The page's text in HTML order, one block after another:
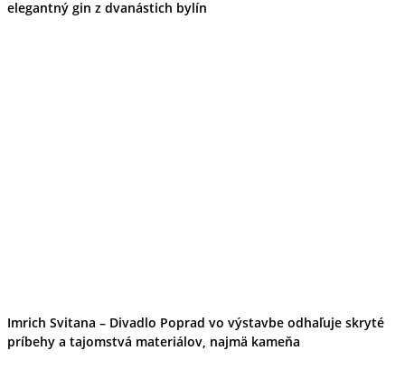
elegantný gin z dvanástich bylín
Imrich Svitana – Divadlo Poprad vo výstavbe odhaľuje skryté
príbehy a tajomstvá materiálov, najmä kameňa